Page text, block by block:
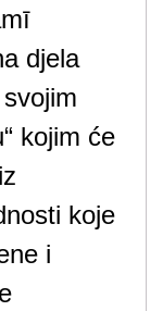
djela
kojim će
koje
i